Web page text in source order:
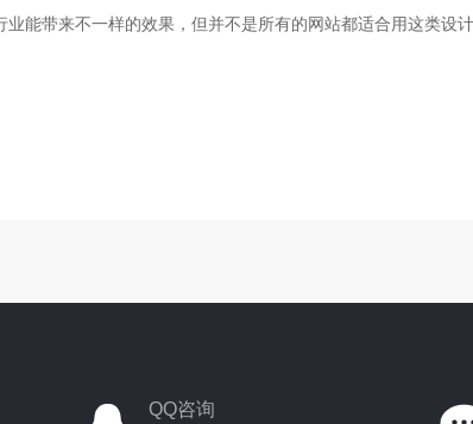
能带来不一样的效果，但并不是所有的网站都适合用这类设
QQ咨询